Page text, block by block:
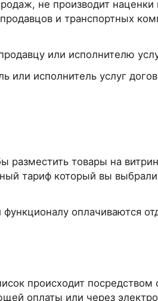
не производит наценки
и транспортных
или исполнителю
или исполнитель услуг
разместить товары на
тариф который вы
оплачиваются
происходит
оплаты или через